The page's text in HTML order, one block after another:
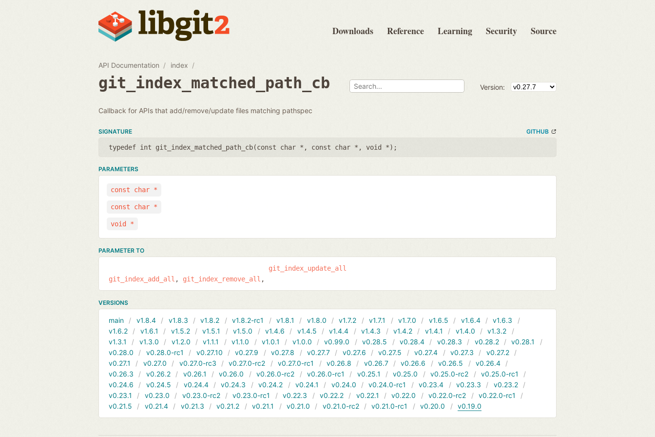
Downloads Reference Learning Security Source
API Documentation index
git_index_matched_path_cb Version:
Callback for APIs that add/remove/update files matching pathspec
SIGNATURE GITHUB
typedef int git_index_matched_path_cb(const char * , const char * , void *);
PARAMETERS
const char *
const char *
void *
PARAMETER TO
git_index_add_all git_index_remove_all
git_index_update_all
VERSIONS
main v1.8.4 v1.8.3 v1.8.2 v1.8.2-rc1 v1.8.1 v1.8.0 v1.7.2 v1.7.1 v1.7.0 v1.6.5 v1.6.4
v1.6.3
v1.6.2
v1.6.1 v1.5.2 v1.5.1 v1.5.0 v1.4.6 v1.4.5 v1.4.4 v1.4.3 v1.4.2 v1.4.1 v1.4.0
v1.3.2
v1.3.1
v1.3.0 v1.2.0 v1.1.1 v1.1.0 v1.0.1 v1.0.0 v0.99.0 v0.28.5 v0.28.4 v0.28.3 v0.28.2
v0.28.1
v0.28.0
v0.28.0-rc1 v0.27.10 v0.27.9 v0.27.8 v0.27.7 v0.27.6 v0.27.5 v0.27.4 v0.27.3
v0.27.2
v0.27.1
v0.27.0 v0.27.0-rc3 v0.27.0-rc2 v0.27.0-rc1 v0.26.8 v0.26.7 v0.26.6 v0.26.5
v0.26.4
v0.26.3
v0.26.2 v0.26.1 v0.26.0 v0.26.0-rc2 v0.26.0-rc1 v0.25.1 v0.25.0 v0.25.0-rc2
v0.25.0-rc1
v0.24.6
v0.24.5 v0.24.4 v0.24.3 v0.24.2 v0.24.1 v0.24.0 v0.24.0-rc1 v0.23.4 v0.23.3
v0.23.2
v0.23.1
v0.23.0 v0.23.0-rc2 v0.23.0-rc1 v0.22.3 v0.22.2 v0.22.1 v0.22.0 v0.22.0-rc2
v0.22.0-rc1
v0.21.5
v0.21.4 v0.21.3 v0.21.2 v0.21.1 v0.21.0 v0.21.0-rc2 v0.21.0-rc1 v0.20.0 v0.19.0